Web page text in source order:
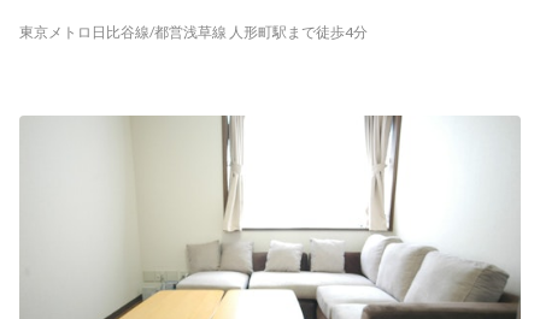
東京メトロ日比谷線/都営浅草線 人形町駅まで徒歩4分